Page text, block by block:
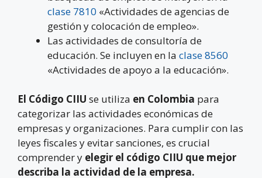
clase 7810 «Actividades de agencias de
gestión y colocación de empleo».
Las actividades de consultoría de
educación. Se incluyen en la clase 8560
«Actividades de apoyo a la educación».
El Código CIIU se utiliza en Colombia para
categorizar las actividades económicas de
empresas y organizaciones. Para cumplir con las
leyes fiscales y evitar sanciones, es crucial
comprender y elegir el código CIIU que mejor
describa la actividad de la empresa.